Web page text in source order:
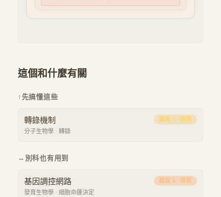
這個和什麼有關
↑ 先搞懂這些
轉錄機制
分子生物學 · 轉錄
難度 3 · 進階
↔ 別科也有用到
基因調控網路
發育生物學 · 細胞命運決定
難度 4 · 專業